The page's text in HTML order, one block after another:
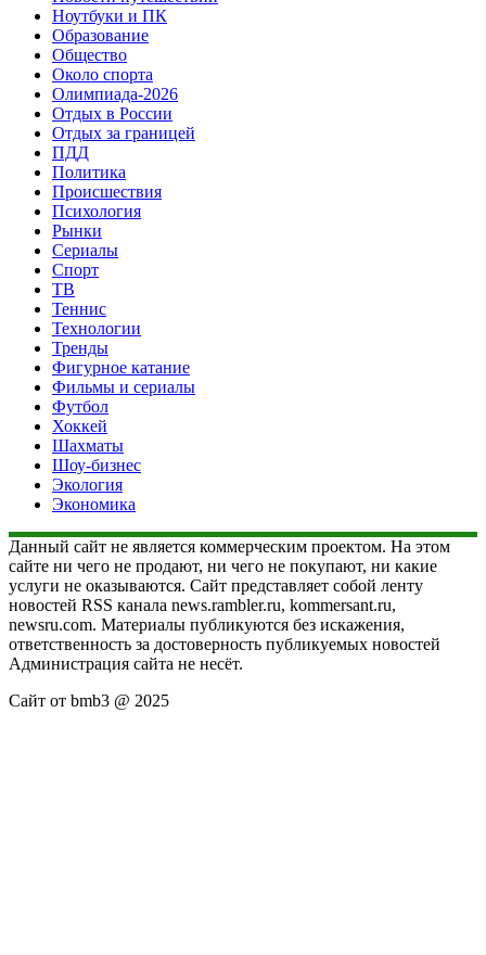
Ноутбуки и ПК
Образование
Общество
Около спорта
Олимпиада-2026
Отдых в России
Отдых за границей
ПДД
Политика
Происшествия
Психология
Рынки
Сериалы
Спорт
ТВ
Теннис
Технологии
Тренды
Фигурное катание
Фильмы и сериалы
Футбол
Хоккей
Шахматы
Шоу-бизнес
Экология
Экономика
Данный сайт не является коммерческим проектом. На этом
сайте ни чего не продают, ни чего не покупают, ни какие
услуги не оказываются. Сайт представляет собой ленту
новостей RSS канала news.rambler.ru, kommersant.ru,
newsru.com. Материалы публикуются без искажения,
ответственность за достоверность публикуемых новостей
Администрация сайта не несёт.
Сайт от bmb3 @ 2025